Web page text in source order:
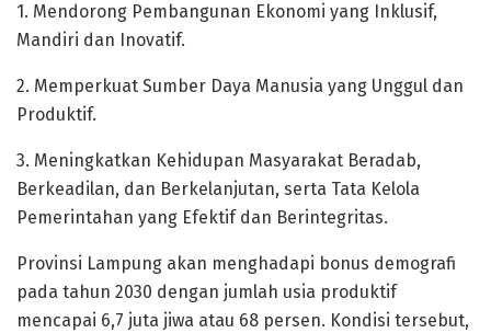
1. Mendorong Pembangunan Ekonomi yang Inklusif,
Mandiri dan Inovatif.
2. Memperkuat Sumber Daya Manusia yang Unggul dan
Produktif.
3. Meningkatkan Kehidupan Masyarakat Beradab,
Berkeadilan, dan Berkelanjutan, serta Tata Kelola
Pemerintahan yang Efektif dan Berintegritas.
Provinsi Lampung akan menghadapi bonus demografi
pada tahun 2030 dengan jumlah usia produktif
mencapai 6,7 juta jiwa atau 68 persen. Kondisi tersebut,